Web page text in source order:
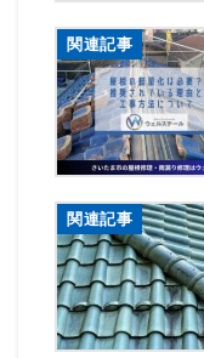
関連記事
関連記事